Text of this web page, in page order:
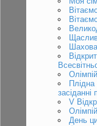
Плідна
засіданні
V
День